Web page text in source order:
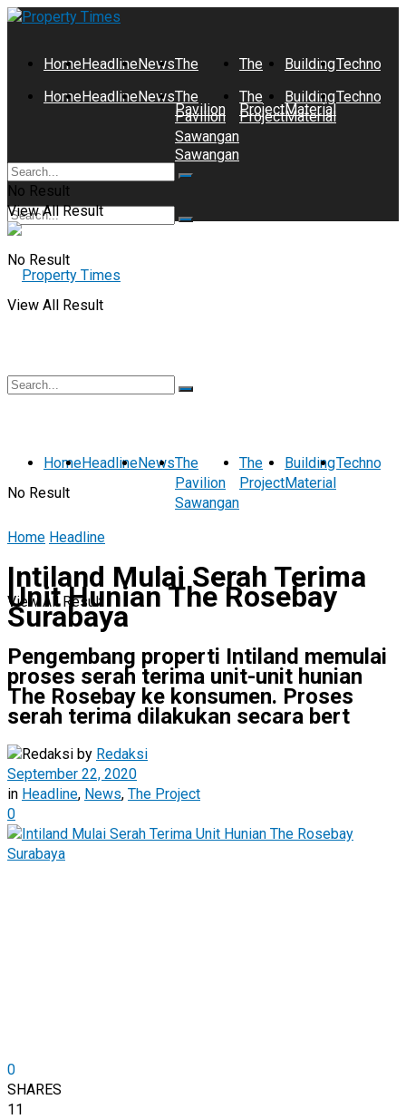
HomeHeadlineNewsThe
Pavilion
Sawangan
The
Project
Building
Material
No Result
View All Result
HomeHeadlineNewsThe
Pavilion
Sawangan
The
Project
Building
Material
No Result
View All Result
No Result
View All Result
HomeHeadlineNewsThe
Pavilion
Sawangan
The
Project
Building
Material
Home Headline
Intiland Mulai Serah Terima
Unit Hunian The Rosebay
Surabaya
Pengembang properti Intiland memulai
proses serah terima unit-unit hunian
The Rosebay ke konsumen. Proses
serah terima dilakukan secara bert
by Redaksi
September 22, 2020
in Headline, News, The Project
0
0
SHARES
11